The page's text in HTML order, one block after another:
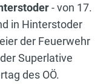
- von 17.
in Hinterstoder
der Feuerwehr
Superlative
des OÖ.